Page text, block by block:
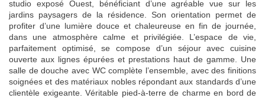
studio exposé Ouest, bénéficiant d’une agréable vue sur les
jardins paysagers de la résidence. Son orientation permet de
profiter d’une lumière douce et chaleureuse en fin de journée,
dans une atmosphère calme et privilégiée. L’espace de vie,
parfaitement optimisé, se compose d’un séjour avec cuisine
ouverte aux lignes épurées et prestations haut de gamme. Une
salle de douche avec WC complète l’ensemble, avec des finitions
soignées et des matériaux nobles répondant aux standards d’une
clientèle exigeante. Véritable pied-à-terre de charme en bord de